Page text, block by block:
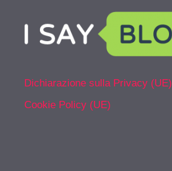
Dichiarazione sulla Privacy (UE)
Cookie Policy (UE)